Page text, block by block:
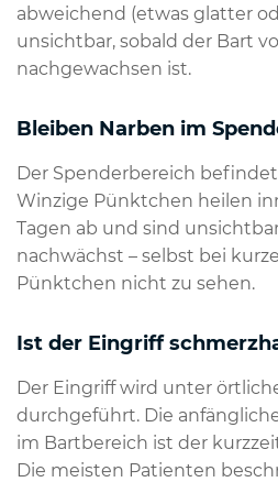
abweichend (etwas glatter
unsichtbar, sobald der Bart
nachgewachsen ist.
Bleiben Narben im
Der Spenderbereich
Winzige Pünktchen heilen
Tagen ab und sind
nachwächst – selbst bei
Pünktchen nicht zu sehen.
Ist der Eingriff
Der Eingriff wird unter
durchgeführt. Die
im Bartbereich ist der
Die meisten Patienten